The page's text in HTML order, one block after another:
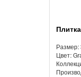
Размер:
Цвет: